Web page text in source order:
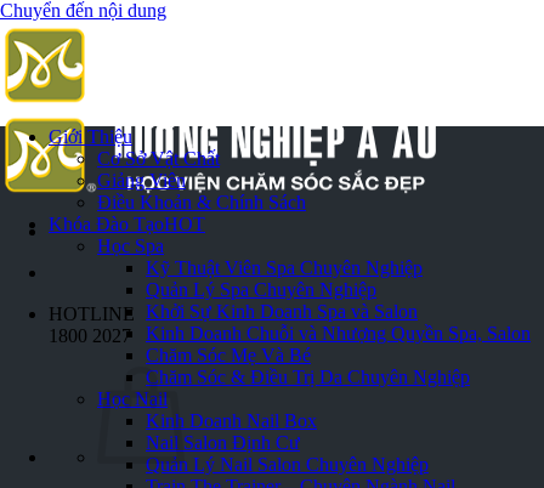
Chuyển đến nội dung
HOTLINE
1800 2027
Giới Thiệu
Cơ Sở Vật Chất
Giảng Viên
Điều Khoản & Chính Sách
Khóa Đào TạoHOT
Học Spa
Kỹ Thuật Viên Spa Chuyên Nghiệp
Quản Lý Spa Chuyên Nghiệp
Khởi Sự Kinh Doanh Spa và Salon
Kinh Doanh Chuỗi và Nhượng Quyền Spa, Salon
Chăm Sóc Mẹ Và Bé
Chăm Sóc & Điều Trị Da Chuyên Nghiệp
Học Nail
Kinh Doanh Nail Box
Nail Salon Định Cư
Quản Lý Nail Salon Chuyên Nghiệp